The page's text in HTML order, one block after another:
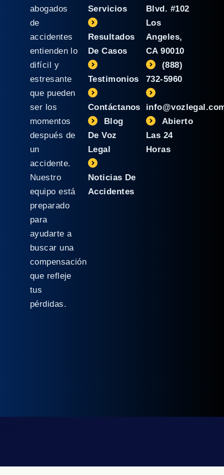
abogados
de
accidentes
entienden lo
difícil y
estresante
que pueden
ser los
momentos
después de
un
accidente.
Nuestro
equipo está
preparado
para
ayudarte a
buscar una
compensación
que refleje
tus
pérdidas.
Servicios
Resultados
De Casos
Testimonios
Contáctanos
Blog
De Voz
Legal
Noticias De
Accidentes
Blvd. #102
Los
Angeles,
CA 90010
(888)
732-5960
Abierto
Las 24
Horas